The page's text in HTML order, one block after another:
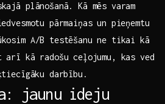
plānošanā. Kā mēs ​varam
pārmaiņas un pieņemtu
A/B testēšanu ne tikai ‍kā
arī kā ‌radošu ceļojumu, kas⁢ ved
‍darbību.
jaunu⁣ ideju